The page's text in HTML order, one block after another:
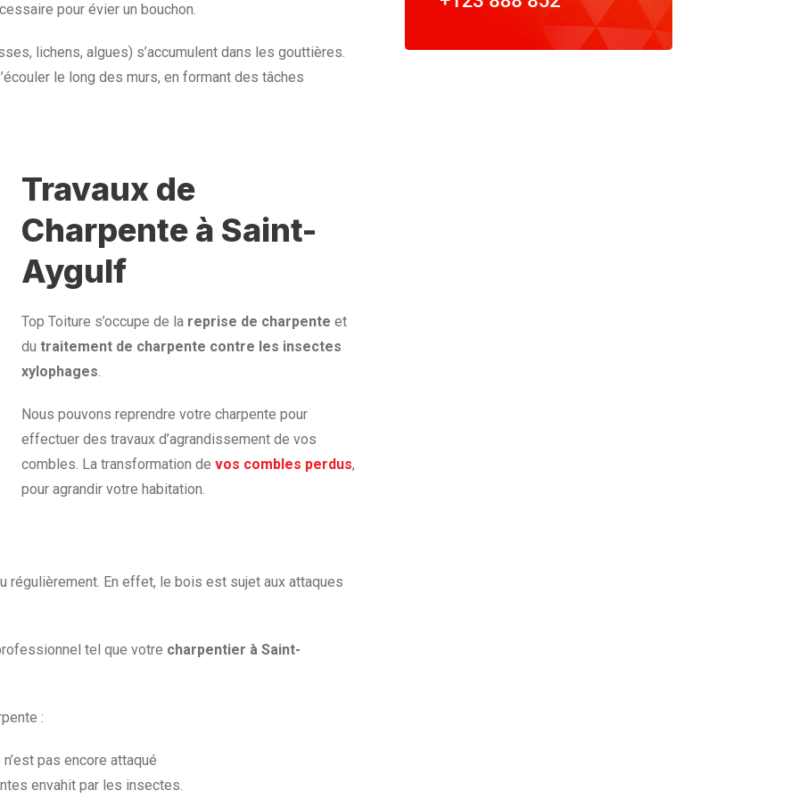
pour évier un bouchon.
lichens, algues) s’accumulent dans les gouttières.
le long des murs, en formant des tâches
Travaux de
Charpente à Saint-
Aygulf
Top Toiture s’occupe de la reprise de charpente et
du traitement de charpente contre les insectes
xylophages.
Nous pouvons reprendre votre charpente pour
effectuer des travaux d’agrandissement de vos
combles. La transformation de vos combles perdus,
pour agrandir votre habitation.
régulièrement. En effet, le bois est sujet aux attaques
tel que votre charpentier à Saint-
:
pas encore attaqué
envahit par les insectes.